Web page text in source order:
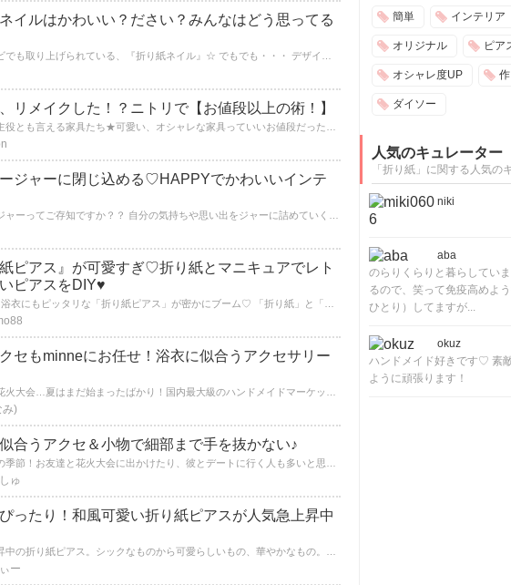
イルはかわいい？ださい？みんなはどう思ってる
リメイクした！？ニトリで【お値段以上の術！】
ジャーに閉じ込める♡HAPPYでかわいいインテ
紙ピアス』が可愛すぎ♡折り紙とマニキュアでレト
ピアスをDIY♥
セもminneにお任せ！浴衣に似合うアクセサリー
み)
合うアクセ＆小物で細部まで手を抜かない♪
ゅ
ったり！和風可愛い折り紙ピアスが人気急上昇中
ー
簡単 インテリア
オリジナル ピア
オシャレ度UP
ダイソー
人気のキュレーター
「折り紙」に関する人気の
niki
aba
のらりくらりと暮らしてい
るので、笑って免疫高めよ
ひとり）してますが...
okuz
ハンドメイド好きです♡ 素
ように頑張ります！